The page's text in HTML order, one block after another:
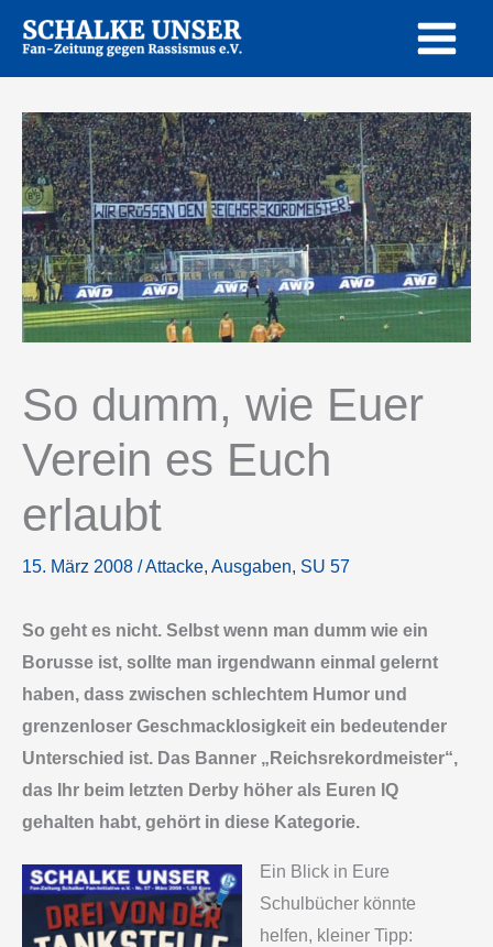
Inhalt
springen
So dumm, wie Euer
Verein es Euch
erlaubt
15. März 2008 /Attacke, Ausgaben, SU 57
So geht es nicht. Selbst wenn man dumm wie ein
Borusse ist, sollte man irgendwann einmal gelernt
haben, dass zwischen schlechtem Humor und
grenzenloser Geschmacklosigkeit ein bedeutender
Unterschied ist. Das Banner „Reichsrekordmeister“,
das Ihr beim letzten Derby höher als Euren IQ
gehalten habt, gehört in diese Kategorie.
Ein Blick in Eure
Schulbücher könnte
helfen, kleiner Tipp: